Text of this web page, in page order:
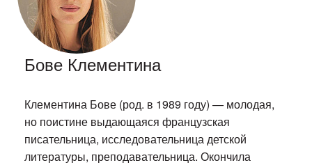
Бове Клементина
Клементина Бове (род. в 1989 году) — молодая,
но поистине выдающаяся французская
писательница, исследовательница детской
литературы, преподавательница. Окончила